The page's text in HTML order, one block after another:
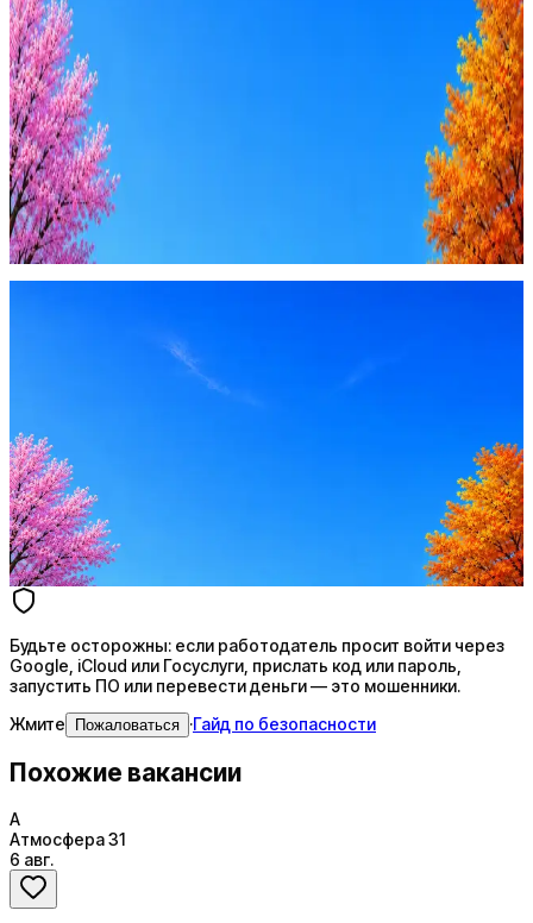
Будьте осторожны: если работодатель просит войти через
Google, iCloud или Госуслуги, прислать код или пароль,
запустить ПО или перевести деньги — это мошенники.
Жмите Пожаловаться
Стратегия поиска с AI: рынки, позиции, вилка, каналы
Будьте осторожны: если работодатель просит войти через
Google, iCloud или Госуслуги, прислать код или пароль,
запустить ПО или перевести деньги — это мошенники.
Жмите
Пожаловаться ·Гайд по безопасности
Похожие вакансии
А
Атмосфера 31
6 авг.